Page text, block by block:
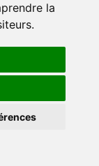
la